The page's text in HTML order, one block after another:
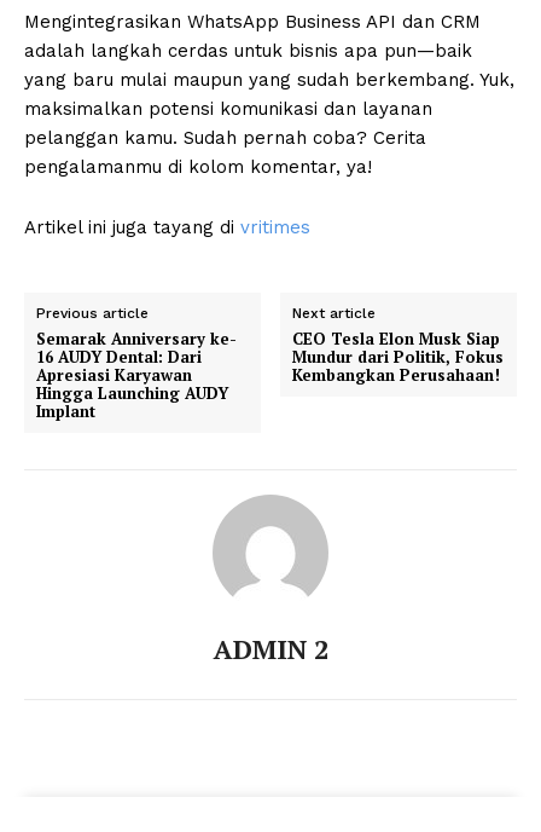
Mengintegrasikan WhatsApp Business API dan CRM
adalah langkah cerdas untuk bisnis apa pun—baik
yang baru mulai maupun yang sudah berkembang. Yuk,
maksimalkan potensi komunikasi dan layanan
pelanggan kamu. Sudah pernah coba? Cerita
pengalamanmu di kolom komentar, ya!
Artikel ini juga tayang di vritimes
Previous article
Semarak Anniversary ke-
16 AUDY Dental: Dari
Apresiasi Karyawan
Hingga Launching AUDY
Implant
Next article
CEO Tesla Elon Musk Siap
Mundur dari Politik, Fokus
Kembangkan Perusahaan!
ADMIN 2